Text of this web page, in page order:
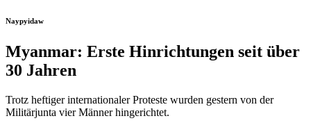
Naypyidaw
Myanmar: Erste Hinrichtungen seit über
30 Jahren
Trotz heftiger internationaler Proteste wurden gestern von der
Militärjunta vier Männer hingerichtet.